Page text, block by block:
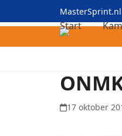
to
Start
17 oktober